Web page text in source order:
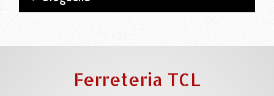
Ferreteria TCL